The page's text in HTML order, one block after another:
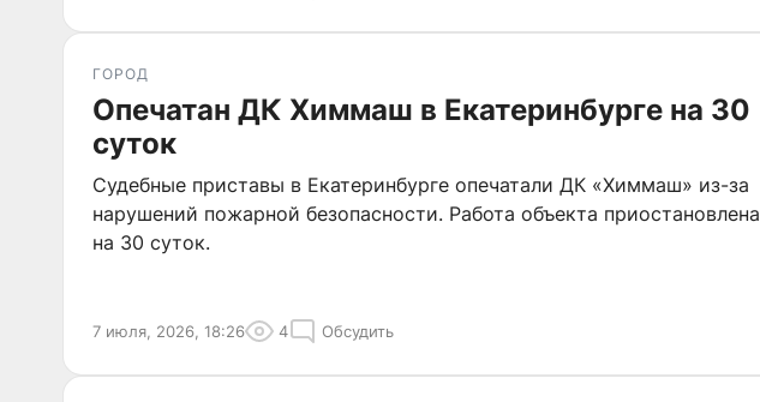
ГОРОД
Опечатан ДК Химмаш в Екатеринбурге на 30
суток
Судебные приставы в Екатеринбурге опечатали ДК «Химмаш» из-за
нарушений пожарной безопасности. Работа объекта приостановлена
на 30 суток.
7 июля, 2026, 18:26 4 Обсудить